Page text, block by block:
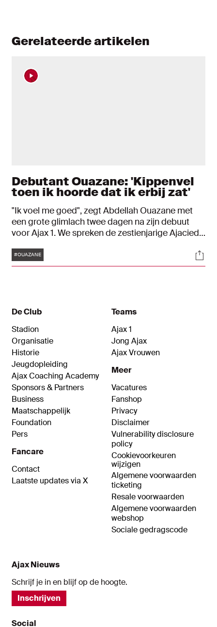
Gerelateerde artikelen
Debutant Ouazane: 'Kippenvel
toen ik hoorde dat ik erbij zat'
"Ik voel me goed", zegt Abdellah Ouazane met
een grote glimlach twee dagen na zijn debuut
voor Ajax 1. We spreken de zestienjarige Ajacied
Het Kasteel, de aanloop naar zijn eerste minuten
en dromen over meer. "Het is prachtig om je
Tags
#OUAZANE
De Club
Stadion
Organisatie
Historie
Jeugdopleiding
Ajax Coaching Academy
Sponsors & Partners
Business
Maatschappelijk
Foundation
Pers
Fancare
Contact
Laatste updates via X
Teams
Ajax 1
Jong Ajax
Ajax Vrouwen
Meer
Vacatures
Fanshop
Privacy
Disclaimer
Vulnerability disclosure
policy
Cookievoorkeuren
wijzigen
Algemene voorwaarden
ticketing
Resale voorwaarden
Algemene voorwaarden
webshop
Sociale gedragscode
Ajax Nieuws
Schrijf je in en blijf op de hoogte.
Inschrijven
Social